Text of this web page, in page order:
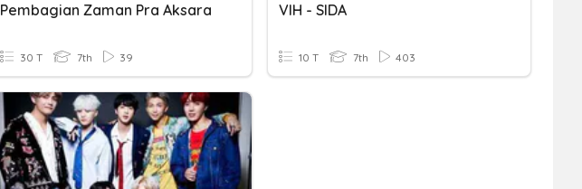
Pembagian Zaman Pra Aksara
30 T 7th 39
VIH - SIDA
10 T 7th 403